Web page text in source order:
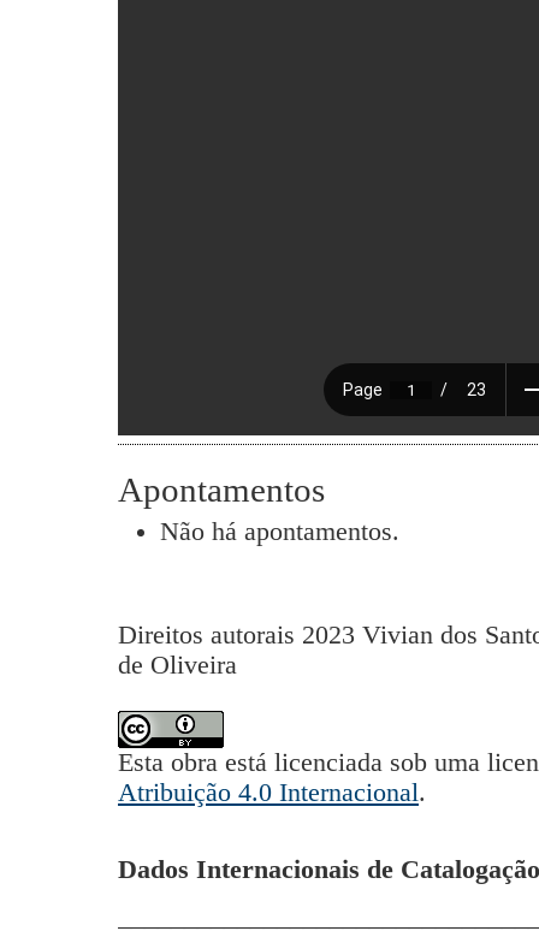
Apontamentos
Não há apontamentos.
Direitos autorais 2023 Vivian dos
de Oliveira
Esta obra está licenciada sob uma
Atribuição 4.0 Internacional.
Dados Internacionais de